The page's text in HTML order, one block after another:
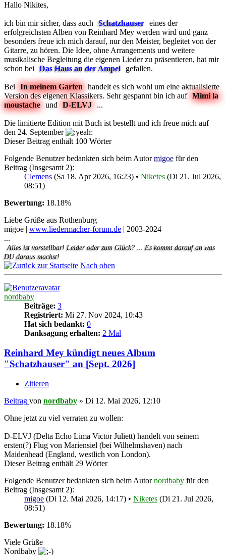
Hallo Nikites,
ich bin mir sicher, dass auch Schatzhauser eines der
erfolgreichsten Alben von Reinhard Mey werden wird und ganz
besonders freue ich mich darauf, nur den Meister, begleitet von der
Gitarre, zu hören. Die Idee, ohne Arrangements und weitere
musikalische Begleitung die eigenen Lieder zu präsentieren, hat mir
schon bei
Das Haus an der Ampel gefallen.
Bei In meinem Garten
handelt es sich wohl um eine aktualisierte
Version des eigenen Klassikers. Sehr gespannt bin ich auf Mimi la
moustache und D-ELVJ ...
Die limitierte Edition mit Buch ist bestellt und ich freue mich auf
den 24. September
Dieser Beitrag enthält 100 Wörter
Folgende Benutzer bedankten sich beim Autormigoe für den
Beitrag (Insgesamt 2):
Clemens (Sa 18. Apr 2026, 16:23) • Niketes (Di 21. Jul 2026,
08:51)
Bewertung: 18.18%
Liebe Grüße aus Rothenburg
migoe | www.liedermacher-forum.de | 2003-2024
...
Alles ist vorstellbar! Leider oder zum Glück? ... Es kommt darauf an was
DU daraus machst!
Nach oben
nordbaby
Beiträge: 3
Registriert: Mi 27. Nov 2024, 10:43
Hat sich bedankt: 0
Danksagung erhalten: 2 Mal
Reinhard Mey kündigt neues Album
"Schatzhauser" an [Sept. 2026]
Zitieren
Beitrag von nordbaby » Di 12. Mai 2026, 12:10
Ohne jetzt zu viel verraten zu wollen:
D-ELVJ (Delta Echo Lima Victor Juliett) handelt von seinem
ersten(?) Flug von Mariensiel (bei Wilhelmshaven) nach
Maidenhead (England, westlich von London).
Dieser Beitrag enthält 29 Wörter
Folgende Benutzer bedankten sich beim Autornordbaby für den
Beitrag (Insgesamt 2):
migoe (Di 12. Mai 2026, 14:17) • Niketes (Di 21. Jul 2026,
08:51)
Bewertung: 18.18%
Viele Grüße
Nordbaby